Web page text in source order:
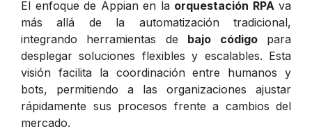
El enfoque de Appian en la orquestación RPA va
más allá de la automatización tradicional,
integrando herramientas de bajo códigopara
desplegar soluciones flexibles y escalables. Esta
visión facilita la coordinación entre humanos y
bots, permitiendo a las organizaciones ajustar
rápidamente sus procesos frente a cambios del
mercado.